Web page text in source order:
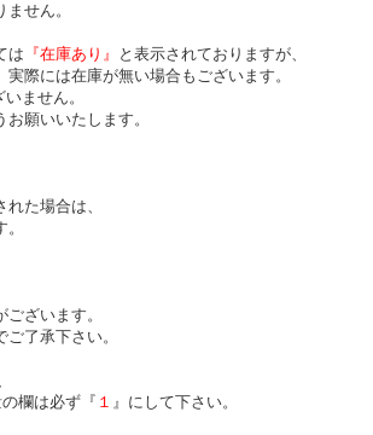
せん。
は 『在庫あり』
と表示されておりますが、
際には在庫が無い場合もございます。
ません。
願いいたします。
た場合は、
ざいます。
了承下さい。
欄は必ず『 １ 』にして下さい。